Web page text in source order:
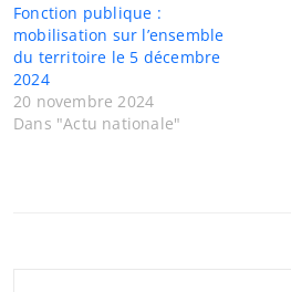
Fonction publique :
mobilisation sur l’ensemble
du territoire le 5 décembre
2024
20 novembre 2024
Dans "Actu nationale"